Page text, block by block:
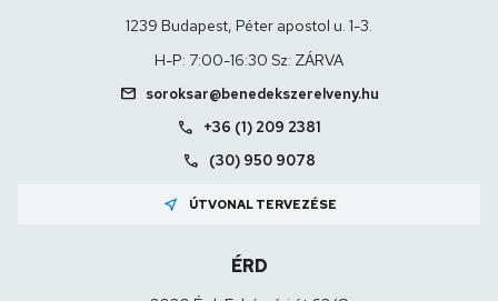
1239 Budapest, Péter apostol u. 1-3.
H-P: 7:00-16:30 Sz: ZÁRVA
mail soroksar@benedekszerelveny.hu
call +36 (1) 209 2381
call (30) 950 9078
near_me ÚTVONAL TERVEZÉSE
ÉRD